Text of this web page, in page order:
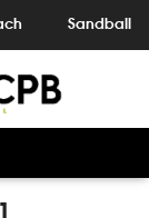
Sandball